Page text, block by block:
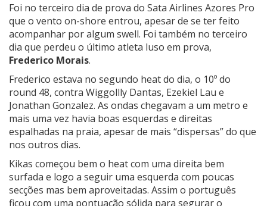
Foi no terceiro dia de prova do Sata Airlines Azores Pro
que o vento on-shore entrou, apesar de se ter feito
acompanhar por algum swell. Foi também no terceiro
dia que perdeu o último atleta luso em prova,
Frederico Morais.
Frederico estava no segundo heat do dia, o 10º do
round 48, contra Wiggollly Dantas, Ezekiel Lau e
Jonathan Gonzalez. As ondas chegavam a um metro e
mais uma vez havia boas esquerdas e direitas
espalhadas na praia, apesar de mais “dispersas” do que
nos outros dias.
Kikas começou bem o heat com uma direita bem
surfada e logo a seguir uma esquerda com poucas
secções mas bem aproveitadas. Assim o português
ficou com uma pontuação sólida para segurar o